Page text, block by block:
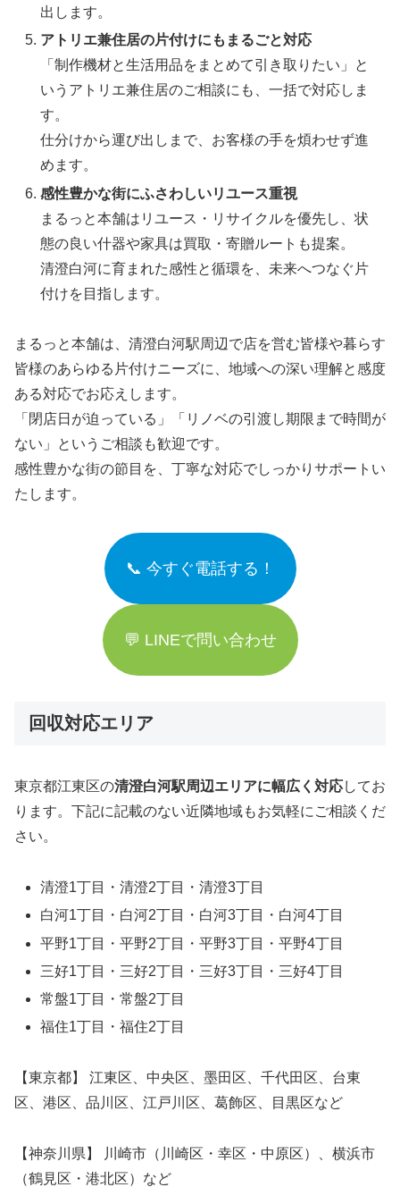
出します。
アトリエ兼住居の片付けにもまるごと対応
「制作機材と生活用品をまとめて引き取りたい」と
いうアトリエ兼住居のご相談にも、一括で対応しま
す。
仕分けから運び出しまで、お客様の手を煩わせず進
めます。
感性豊かな街にふさわしいリユース重視
まるっと本舗はリユース・リサイクルを優先し、状
態の良い什器や家具は買取・寄贈ルートも提案。
清澄白河に育まれた感性と循環を、未来へつなぐ片
付けを目指します。
まるっと本舗は、清澄白河駅周辺で店を営む皆様や暮らす
皆様のあらゆる片付けニーズに、地域への深い理解と感度
ある対応でお応えします。
「閉店日が迫っている」「リノベの引渡し期限まで時間が
ない」というご相談も歓迎です。
感性豊かな街の節目を、丁寧な対応でしっかりサポートい
たします。
📞 今すぐ電話する！
💬 LINEで問い合わせ
回収対応エリア
東京都江東区の清澄白河駅周辺エリアに幅広く対応してお
ります。下記に記載のない近隣地域もお気軽にご相談くだ
さい。
清澄1丁目・清澄2丁目・清澄3丁目
白河1丁目・白河2丁目・白河3丁目・白河4丁目
平野1丁目・平野2丁目・平野3丁目・平野4丁目
三好1丁目・三好2丁目・三好3丁目・三好4丁目
常盤1丁目・常盤2丁目
福住1丁目・福住2丁目
【東京都】 江東区、中央区、墨田区、千代田区、台東
区、港区、品川区、江戸川区、葛飾区、目黒区など
【神奈川県】 川崎市（川崎区・幸区・中原区）、横浜市
（鶴見区・港北区）など